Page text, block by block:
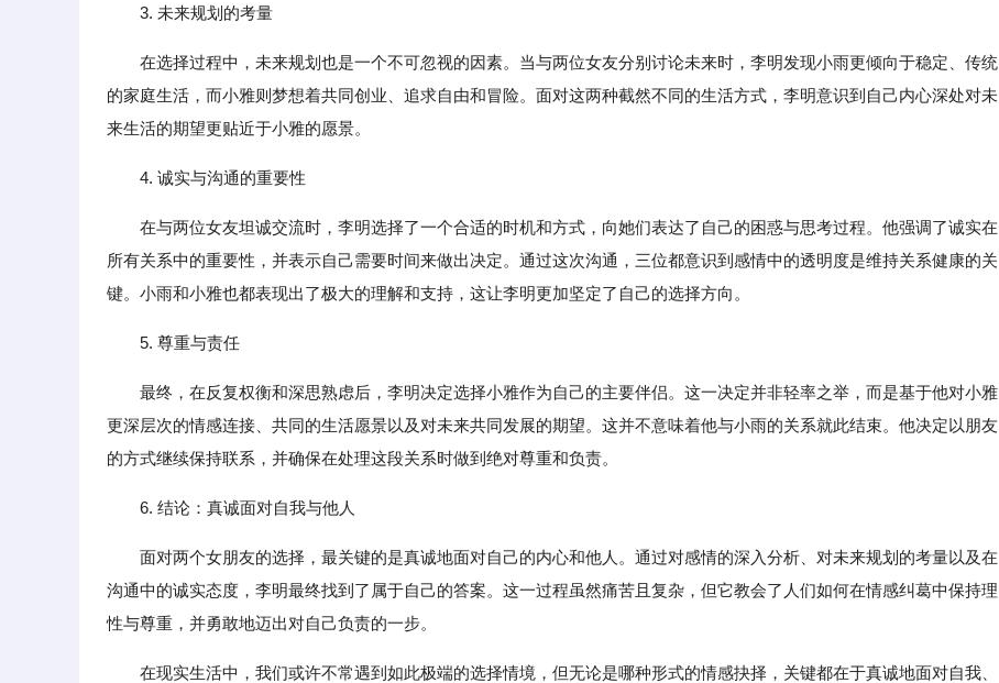
3. 未来规划的考量
在选择过程中，未来规划也是一个不可忽视的因素。当与两位女友分别讨论未来时，李明发现小雨更倾向于稳定、传统
的家庭生活，而小雅则梦想着共同创业、追求自由和冒险。面对这两种截然不同的生活方式，李明意识到自己内心深处对未
来生活的期望更贴近于小雅的愿景。
4. 诚实与沟通的重要性
在与两位女友坦诚交流时，李明选择了一个合适的时机和方式，向她们表达了自己的困惑与思考过程。他强调了诚实在
所有关系中的重要性，并表示自己需要时间来做出决定。通过这次沟通，三位都意识到感情中的透明度是维持关系健康的关
键。小雨和小雅也都表现出了极大的理解和支持，这让李明更加坚定了自己的选择方向。
5. 尊重与责任
最终，在反复权衡和深思熟虑后，李明决定选择小雅作为自己的主要伴侣。这一决定并非轻率之举，而是基于他对小雅
更深层次的情感连接、共同的生活愿景以及对未来共同发展的期望。这并不意味着他与小雨的关系就此结束。他决定以朋友
的方式继续保持联系，并确保在处理这段关系时做到绝对尊重和负责。
6. 结论：真诚面对自我与他人
面对两个女朋友的选择，最关键的是真诚地面对自己的内心和他人。通过对感情的深入分析、对未来规划的考量以及在
沟通中的诚实态度，李明最终找到了属于自己的答案。这一过程虽然痛苦且复杂，但它教会了人们如何在情感纠葛中保持理
性与尊重，并勇敢地迈出对自己负责的一步。
在现实生活中，我们或许不常遇到如此极端的选择情境，但无论是哪种形式的情感抉择，关键都在于真诚地面对自我、